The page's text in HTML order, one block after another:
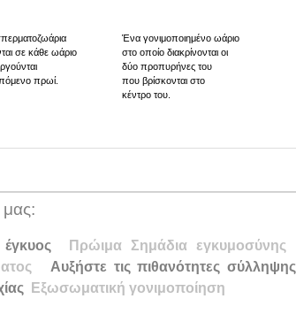
σε κάθε ωάριο
πρωί.
Ένα γονιμοποιημένο ωάριο
στο οποίο διακρίνονται οι
δύο προπυρήνες του
που βρίσκονται στο
κέντρο του.
μας:
Πρώιμα Σημάδια
εγκυμοσύνης
Αυξήστε τις πιθανότητες σύλληψης
Εξωσωματική γονιμοποίηση